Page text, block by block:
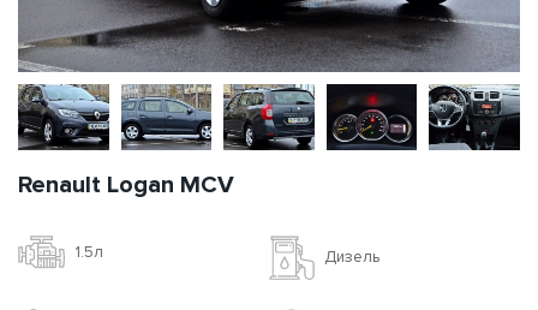
Renault Logan MCV
1.5л Дизель